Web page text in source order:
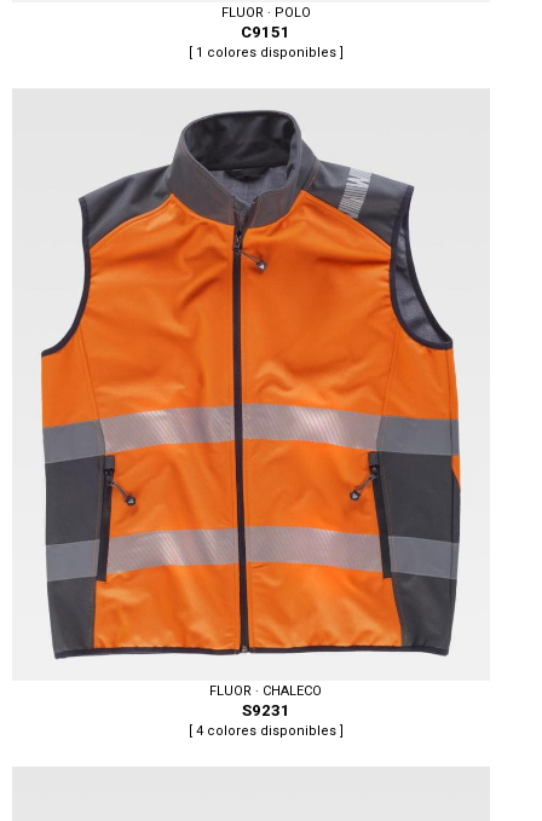
Tallas: S, M, L, XL, XXL, 3XL
FLUOR · POLO
C9151
[ 1 colores disponibles ]
FLUOR · CHALECO
S9231
[ 4 colores disponibles ]